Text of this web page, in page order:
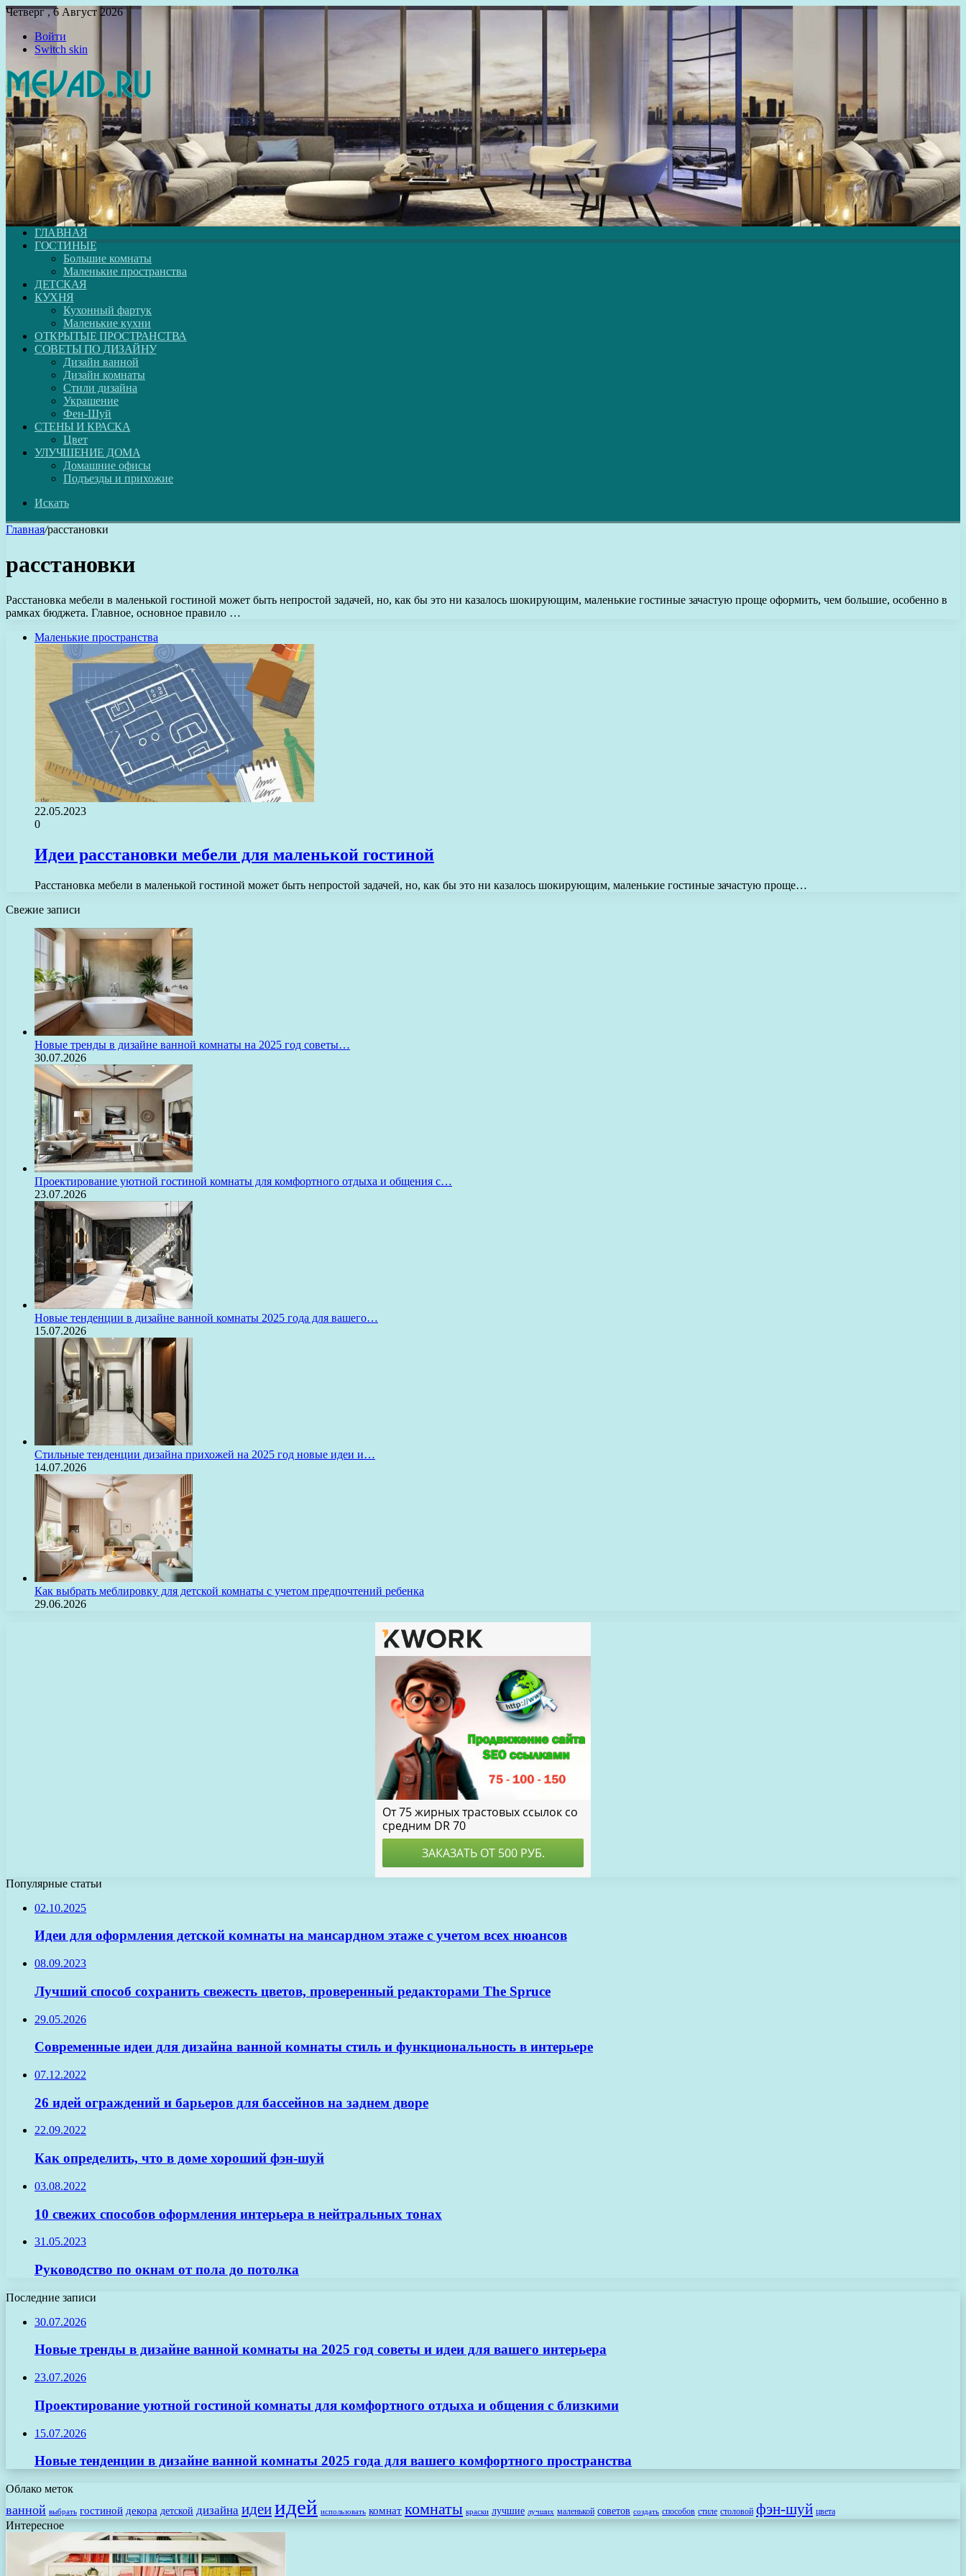
Четверг , 6 Август 2026
Войти
Switch skin
ГЛАВНАЯ
ГОСТИНЫЕ
Большие комнаты
Маленькие пространства
ДЕТСКАЯ
КУХНЯ
Кухонный фартук
Маленькие кухни
ОТКРЫТЫЕ ПРОСТРАНСТВА
СОВЕТЫ ПО ДИЗАЙНУ
Дизайн ванной
Дизайн комнаты
Стили дизайна
Украшение
Фен-Шуй
СТЕНЫ И КРАСКА
Цвет
УЛУЧШЕНИЕ ДОМА
Домашние офисы
Подъезды и прихожие
Искать
Главная/расстановки
расстановки
Расстановка мебели в маленькой гостиной может быть непростой задачей, но, как бы это ни казалось шокирующим, маленькие гостиные зачастую проще оформить, чем большие, особенно в
рамках бюджета. Главное, основное правило …
Маленькие пространства
22.05.2023
0
Идеи расстановки мебели для маленькой гостиной
Расстановка мебели в маленькой гостиной может быть непростой задачей, но, как бы это ни казалось шокирующим, маленькие гостиные зачастую проще…
Свежие записи
Новые тренды в дизайне ванной комнаты на 2025 год советы…
30.07.2026
Проектирование уютной гостиной комнаты для комфортного отдыха и общения с…
23.07.2026
Новые тенденции в дизайне ванной комнаты 2025 года для вашего…
15.07.2026
Стильные тенденции дизайна прихожей на 2025 год новые идеи и…
14.07.2026
Как выбрать меблировку для детской комнаты с учетом предпочтений ребенка
29.06.2026
Популярные статьи
02.10.2025
Идеи для оформления детской комнаты на мансардном этаже с учетом всех нюансов
08.09.2023
Лучший способ сохранить свежесть цветов, проверенный редакторами The Spruce
29.05.2026
Современные идеи для дизайна ванной комнаты стиль и функциональность в интерьере
07.12.2022
26 идей ограждений и барьеров для бассейнов на заднем дворе
22.09.2022
Как определить, что в доме хороший фэн-шуй
03.08.2022
10 свежих способов оформления интерьера в нейтральных тонах
31.05.2023
Руководство по окнам от пола до потолка
Последние записи
30.07.2026
Новые тренды в дизайне ванной комнаты на 2025 год советы и идеи для вашего интерьера
23.07.2026
Проектирование уютной гостиной комнаты для комфортного отдыха и общения с близкими
15.07.2026
Новые тенденции в дизайне ванной комнаты 2025 года для вашего комфортного пространства
Облако меток
ванной выбрать гостиной декора детской дизайна идеиидей использовать комнат комнаты краски лучшие лучших маленькой советов создать способов стиле столовой фэн-шуй цвета
Интересное